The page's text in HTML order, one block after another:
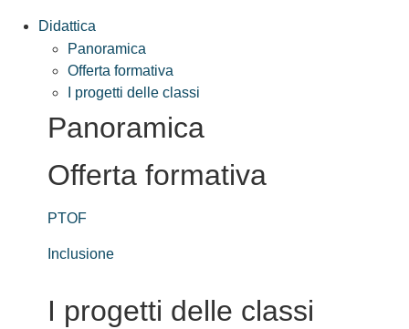
Didattica
Panoramica
Offerta formativa
I progetti delle classi
Panoramica
Offerta formativa
PTOF
Inclusione
I progetti delle classi